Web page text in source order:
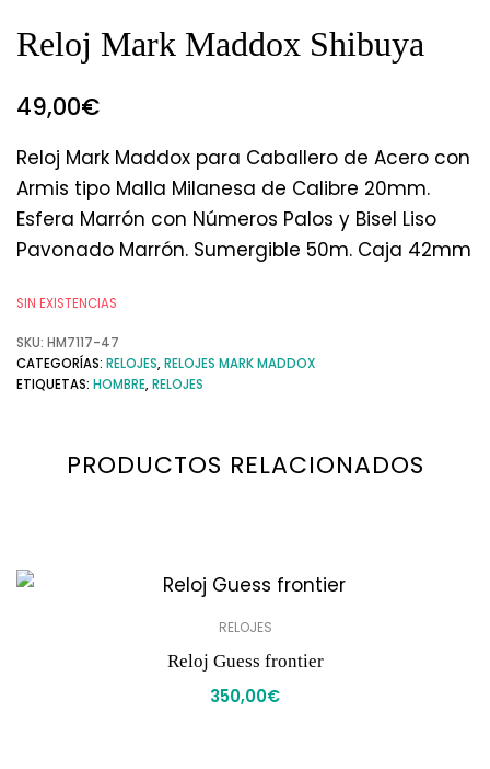
Reloj Mark Maddox Shibuya
49,00€
Reloj Mark Maddox para Caballero de Acero con
Armis tipo Malla Milanesa de Calibre 20mm.
Esfera Marrón con Números Palos y Bisel Liso
Pavonado Marrón. Sumergible 50m. Caja 42mm
SIN EXISTENCIAS
SKU: HM7117-47
CATEGORÍAS: RELOJES,RELOJES MARK MADDOX
ETIQUETAS: HOMBRE,RELOJES
PRODUCTOS RELACIONADOS
RELOJES
Reloj Guess frontier
350,00€